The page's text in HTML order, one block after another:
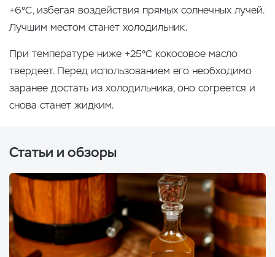
+6°С, избегая воздействия прямых солнечных лучей.
Лучшим местом станет холодильник.
При температуре ниже +25°С кокосовое масло
твердеет. Перед использованием его необходимо
заранее достать из холодильника, оно согреется и
снова станет жидким.
Статьи и обзоры